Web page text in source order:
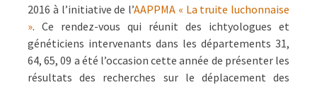
2016 à l’initiative de l’AAPPMA « La truite luchonnaise
». Ce rendez-vous qui réunit des ichtyologues et
généticiens intervenants dans les départements 31,
64, 65, 09 a été l’occasion cette année de présenter les
résultats des recherches sur le déplacement des